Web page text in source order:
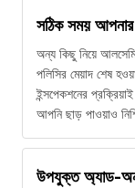
সঠিক সময় আপনার
অন্য কিছু নিয়ে
পলিসির মেয়াদ শেষ
ইন্সপেকশনের
আপনি ছাড় পাওয়াও
উপযুক্ত অ্যাড-অন